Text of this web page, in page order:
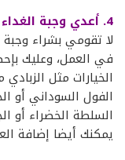
4. أعدي وجبة الغداء بنفسك
لا تقومي بشراء وجبة
في العمل، وعليك
الخيارات مثل
الفول السوداني أو
السلطة الخضراء أو
يمكنك أيضا إضافة